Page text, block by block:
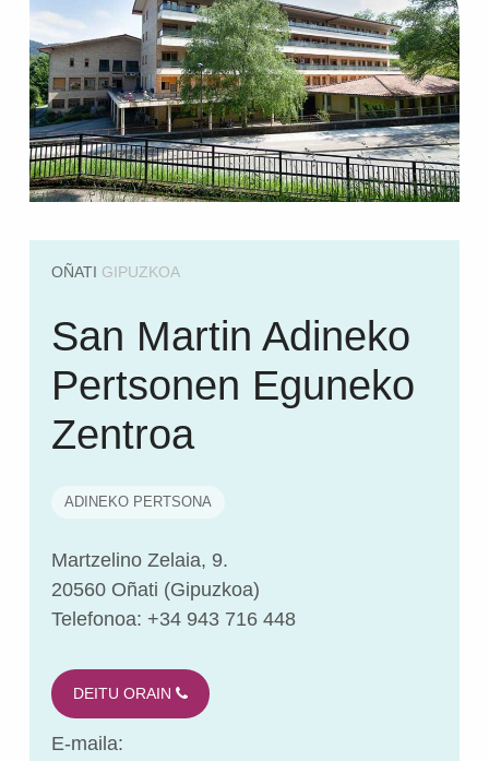
OÑATI GIPUZKOA
San Martin Adineko
Pertsonen Eguneko
Zentroa
ADINEKO PERTSONA
Martzelino Zelaia, 9.
20560 Oñati (Gipuzkoa)
Telefonoa: +34 943 716 448
DEITU ORAIN
E-maila: